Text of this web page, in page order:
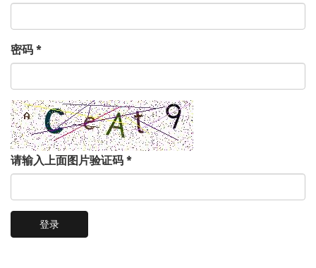
密码 *
请输入上面图片验证码 *
登录